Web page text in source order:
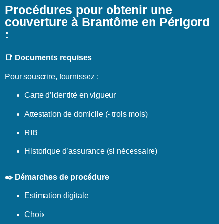
Procédures pour obtenir une
couverture à Brantôme en Périgord
:
📑 Documents requises
Pour souscrire, fournissez :
Carte d’identité en vigueur
Attestation de domicile (- trois mois)
RIB
Historique d’assurance (si nécessaire)
✒️ Démarches de procédure
Estimation digitale
Choix